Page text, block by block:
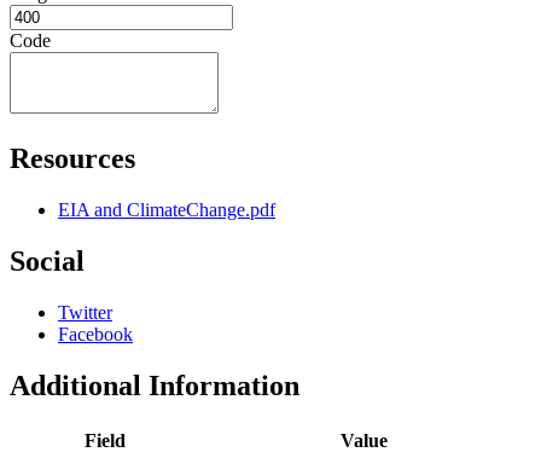
Code
Resources
EIA and ClimateChange.pdf
Social
Twitter
Facebook
Additional Information
Field
Value